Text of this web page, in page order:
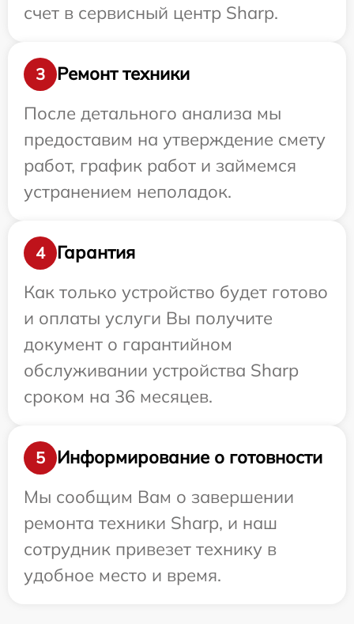
счет в сервисный центр Sharp.
3
Ремонт техники
После детального анализа мы
предоставим на утверждение смету
работ, график работ и займемся
устранением неполадок.
4
Гарантия
Как только устройство будет готово
и оплаты услуги Вы получите
документ о гарантийном
обслуживании устройства Sharp
сроком на 36 месяцев.
5
Информирование о готовности
Мы сообщим Вам о завершении
ремонта техники Sharp, и наш
сотрудник привезет технику в
удобное место и время.